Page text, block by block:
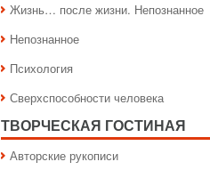
Жизнь… после жизни. Непознанное
Непознанное
Психология
Сверхспособности человека
ТВОРЧЕСКАЯ ГОСТИНАЯ
Авторские рукописи